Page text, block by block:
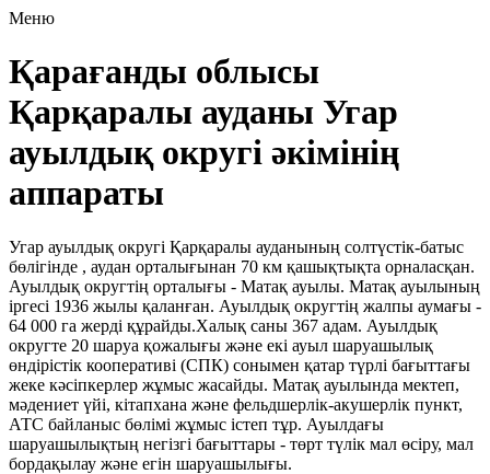
Меню
Қарағанды облысы
Қарқаралы ауданы Угар
ауылдық округі әкімінің
аппараты
Угар ауылдық округі Қарқаралы ауданының солтүстік-батыс
бөлігінде , аудан орталығынан 70 км қашықтықта орналасқан.
Ауылдық округтің орталығы - Матақ ауылы. Матақ ауылының
іргесі 1936 жылы қаланған. Ауылдық округтің жалпы аумағы -
64 000 га жерді құрайды.Халық саны 367 адам. Ауылдық
округте 20 шаруа қожалығы және екі ауыл шаруашылық
өндірістік кооперативі (СПК) сонымен қатар түрлі бағыттағы
жеке кәсіпкерлер жұмыс жасайды. Матақ ауылында мектеп,
мәдениет үйі, кітапхана және фельдшерлік-акушерлік пункт,
АТС байланыс бөлімі жұмыс істеп тұр. Ауылдағы
шаруашылықтың негізгі бағыттары - төрт түлік мал өсіру, мал
бордақылау және егін шаруашылығы.